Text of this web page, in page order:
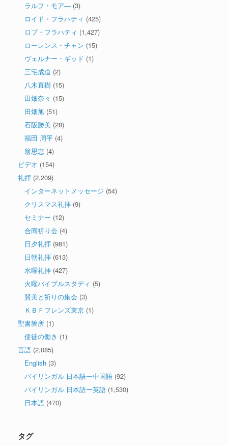
ラルフ・モア― (3)
ロイド・フラハティ (425)
ロブ・フラハティ (1,427)
ローレンス・チャン (15)
ヴェルナー・ギッド (1)
三宅成道 (2)
八木直樹 (15)
田畑奈々 (15)
田畑旭 (51)
石阪勝美 (28)
福田 周平 (4)
翁思恵 (4)
ビデオ (154)
礼拝 (2,209)
インターネットメッセージ (54)
クリスマス礼拝 (9)
セミナー (12)
合同祈り会 (4)
日夕礼拝 (981)
日朝礼拝 (613)
水曜礼拝 (427)
火曜バイブルスタディ (5)
賛美と祈りの集会 (3)
ＫＢＦフレンズ東京 (1)
聖書箇所 (1)
使徒の働き (1)
言語 (2,085)
English (3)
バイリンガル 日本語ー中国語 (92)
バイリンガル 日本語ー英語 (1,530)
日本語 (470)
タグ